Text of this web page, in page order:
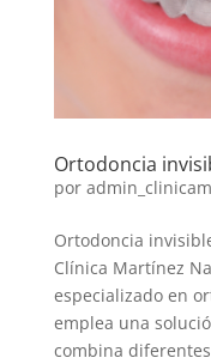
Ortodoncia
por
Ortodoncia
Clínica Martínez
especializado en
emplea una
combina